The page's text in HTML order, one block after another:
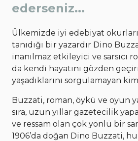
ederseniz...
Ülkemizde iyi edebiyat
tanıdığı bir yazardır Dino
inanılmaz etkileyici ve sarsıcı
da kendi hayatını gözden
yaşadıklarını sorgulamayan
Buzzati, roman, öykü ve oyun
sıra, uzun yıllar gazetecilik
ve ressam olan çok yönlü bir
1906’da doğan Dino Buzzati,